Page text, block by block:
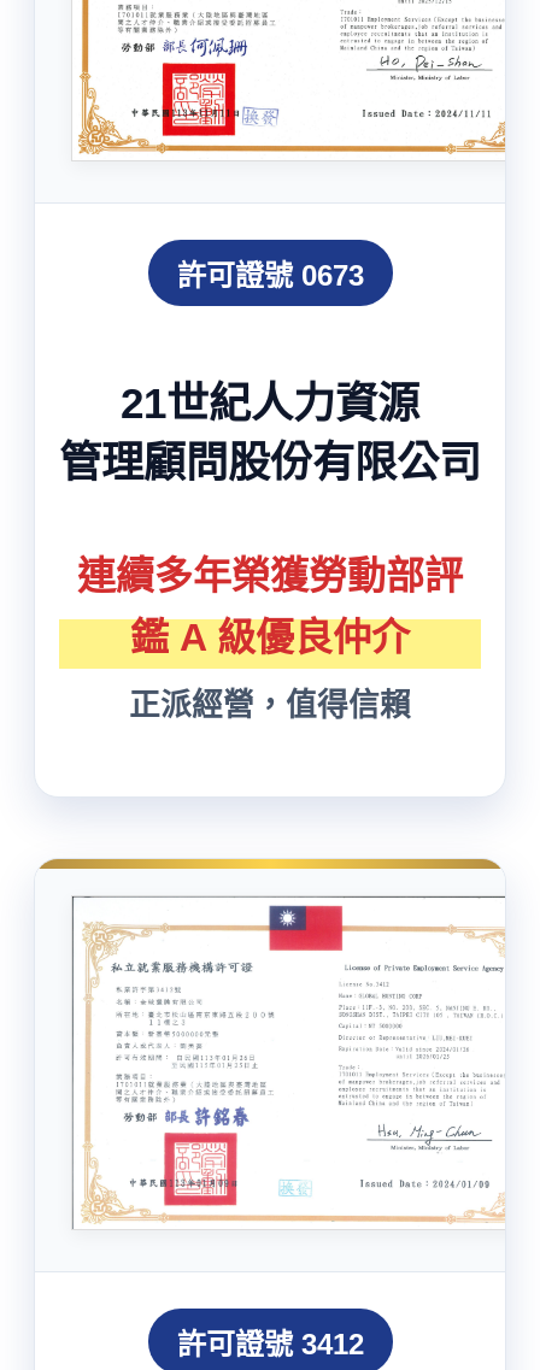
許可證號 0673
21世紀人力資源
管理顧問股份有限公司
連續多年榮獲勞動部評
鑑 A 級優良仲介
正派經營，值得信賴
許可證號 3412